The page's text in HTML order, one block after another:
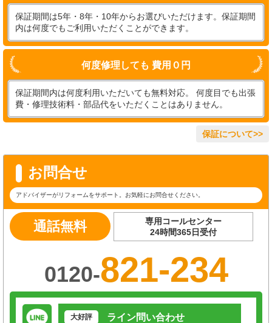
保証期間は5年・8年・10年からお選びいただけます。保証期間
内は何度でもご利用いただくことができます。
何度修理しても 費用０円
保証期間内は何度利用いただいても無料対応。 何度目でも出張
費・修理技術料・部品代をいただくことはありません。
保証について>>
お問合せ
アドバイザーがリフォームをサポート。お気軽にお問合せください。
通話無料
専用コールセンター
24時間365日受付
0120-821-234
大好評 ライン問い合わせ